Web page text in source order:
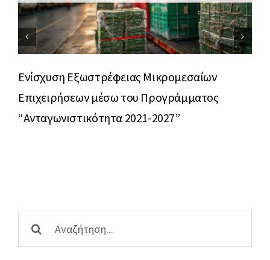
μετασχηματισμός επιχειρήσεων
Ενίσχυση Εξωστρέφειας Μικρομεσαίων
Επιχειρήσεων μέσω του Προγράμματος
“Ανταγωνιστικότητα 2021-2027”